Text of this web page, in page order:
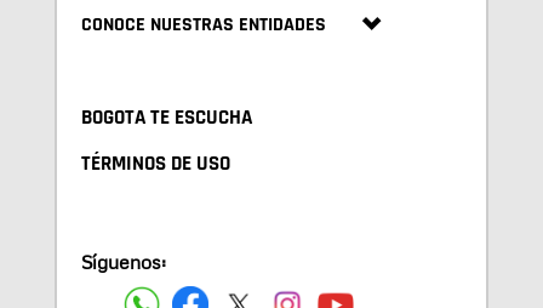
CONOCE NUESTRAS ENTIDADES
BOGOTA TE ESCUCHA
TÉRMINOS DE USO
Síguenos: